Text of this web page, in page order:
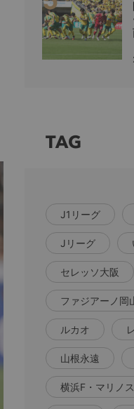
TAG
J1リーグ
Jリーグ
セレッソ大阪
ファジアーノ岡
ルカオ
山根永遠
横浜F・マリノス